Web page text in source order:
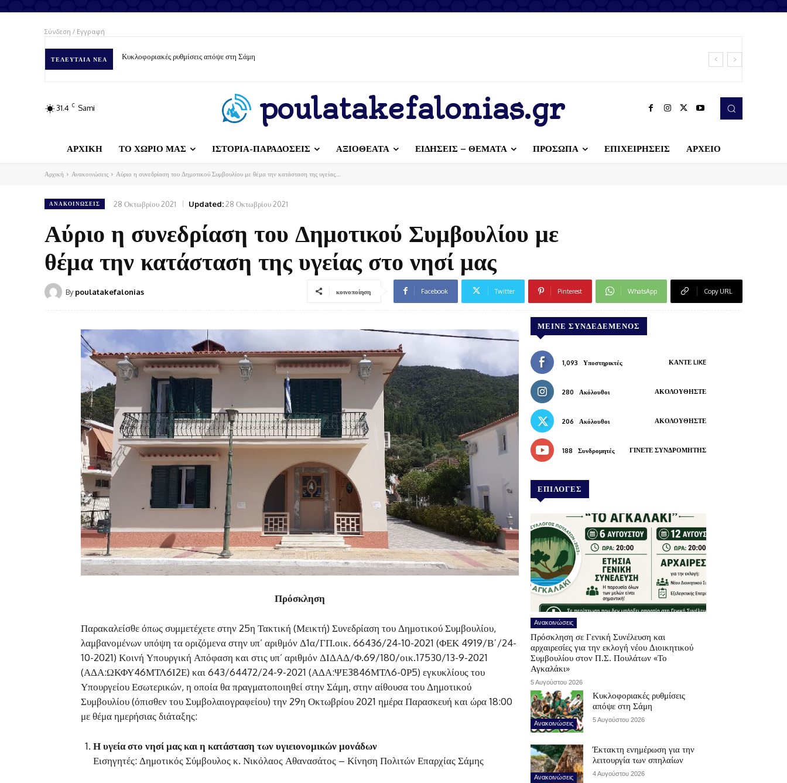
Σύνδεση / Εγγραφή
ΤΕΛΕΥΤΑΊΑ ΝΈΑ Κυκλοφοριακές ρυθμίσεις απόψε στη Σάμη
Έκτακτη ενημέρωση για την λειτουργία των σπηλαίων
31.4 C Sami poulatakefalonias.gr
ΑΡΧΙΚΗ ΤΟ ΧΩΡΙΟ ΜΑΣ ΙΣΤΟΡΙΑ-ΠΑΡΑΔΟΣΕΙΣ ΑΞΙΟΘΕΑΤΑ ΕΙΔΗΣΕΙΣ – ΘΕΜΑΤΑ ΠΡΟΣΩΠΑ ΕΠΙΧΕΙΡΗΣΕΙΣ ΑΡΧΕΙΟ
Αρχική Ανακοινώσεις Αύριο η συνεδρίαση του Δημοτικού Συμβουλίου με θέμα την κατάσταση της υγείας...
ΑΝΑΚΟΙΝΏΣΕΙΣ 28 Οκτωβρίου 2021 Updated:28 Οκτωβρίου 2021
Αύριο η συνεδρίαση του Δημοτικού Συμβουλίου με
θέμα την κατάσταση της υγείας στο νησί μας
By poulatakefalonias κοινοποίηση Facebook Twitter Pinterest WhatsApp Copy URL
Πρόσκληση
Παρακαλείσθε όπως συμμετέχετε στην 25η Τακτική (Μεικτή) Συνεδρίαση του Δημοτικού Συμβουλίου,
λαμβανομένων υπόψη τα οριζόμενα στην υπ’ αριθμόν Δ1α/ΓΠ.οικ. 66436/24-10-2021 (ΦΕΚ 4919/Β΄/24-
10-2021) Κοινή Υπουργική Απόφαση και στις υπ’ αριθμόν ΔΙΔΑΔ/Φ.69/180/οικ.17530/13-9-2021
(ΑΔΑ:ΩΚΦΥ46ΜΤΛ6Ι2Ε) και 643/64472/24-9-2021 (ΑΔΑ:ΨΕ3846ΜΤΛ6-0Ρ5) εγκυκλίους του
Υπουργείου Εσωτερικών, η οποία θα πραγματοποιηθεί στην Σάμη, στην αίθουσα του Δημοτικού
Συμβουλίου (όπισθεν του Συμβολαιογραφείου) την 29η Οκτωβρίου 2021 ημέρα Παρασκευή και ώρα 18:00
με θέμα ημερήσιας διάταξης:
Η υγεία στο νησί μας και η κατάσταση των υγιειονομικών μονάδων
Εισηγητές: Δημοτικός Σύμβουλος κ. Νικόλαος Αθανασάτος – Κίνηση Πολιτών Επαρχίας Σάμης
ΜΕΊΝΕ ΣΥΝΔΕΔΕΜΈΝΟΣ
1,093 Υποστηρικτές ΚΆΝΤΕ LIKE
280 Ακόλουθοι ΑΚΟΛΟΥΘΉΣΤΕ
206 Ακόλουθοι ΑΚΟΛΟΥΘΉΣΤΕ
188 Συνδρομητές ΓΊΝΕΤΕ ΣΥΝΔΡΟΜΗΤΉΣ
ΕΠΙΛΟΓΕΣ
Ανακοινώσεις
Πρόσκληση σε Γενική Συνέλευση και
αρχαιρεσίες για την εκλογή νέου Διοικητικού
Συμβουλίου στον Π.Σ. Πουλάτων «Το
Αγκαλάκι»
5 Αυγούστου 2026
Ανακοινώσεις
Κυκλοφοριακές ρυθμίσεις
απόψε στη Σάμη
5 Αυγούστου 2026
Ανακοινώσεις
Έκτακτη ενημέρωση για την
λειτουργία των σπηλαίων
4 Αυγούστου 2026